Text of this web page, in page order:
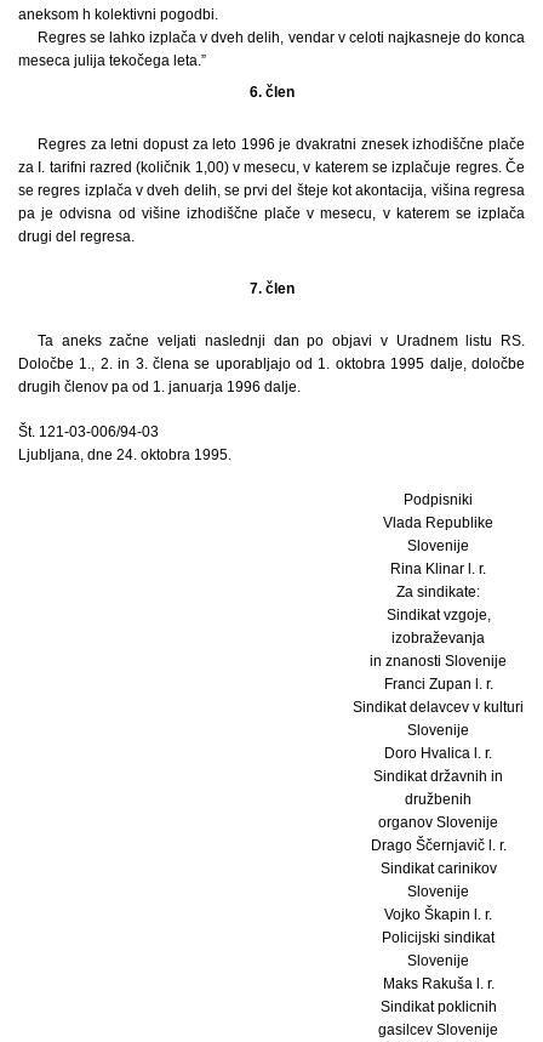
aneksom h kolektivni pogodbi.
Regres se lahko izplača v dveh delih, vendar v celoti najkasneje do konca
meseca julija tekočega leta.”
6. člen
Regres za letni dopust za leto 1996 je dvakratni znesek izhodiščne plače
za I. tarifni razred (količnik 1,00) v mesecu, v katerem se izplačuje regres. Če
se regres izplača v dveh delih, se prvi del šteje kot akontacija, višina regresa
pa je odvisna od višine izhodiščne plače v mesecu, v katerem se izplača
drugi del regresa.
7. člen
Ta aneks začne veljati naslednji dan po objavi v Uradnem listu RS.
Določbe 1., 2. in 3. člena se uporabljajo od 1. oktobra 1995 dalje, določbe
drugih členov pa od 1. januarja 1996 dalje.
Št. 121-03-006/94-03
Ljubljana, dne 24. oktobra 1995.
Podpisniki
Vlada Republike
Slovenije
Rina Klinar l. r.
Za sindikate:
Sindikat vzgoje,
izobraževanja
in znanosti Slovenije
Franci Zupan l. r.
Sindikat delavcev v kulturi
Slovenije
Doro Hvalica l. r.
Sindikat državnih in
družbenih
organov Slovenije
Drago Ščernjavič l. r.
Sindikat carinikov
Slovenije
Vojko Škapin l. r.
Policijski sindikat
Slovenije
Maks Rakuša l. r.
Sindikat poklicnih
gasilcev Slovenije